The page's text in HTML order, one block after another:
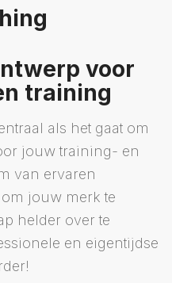
voor
training
als het gaat om
jouw training- en
van ervaren
jouw merk te
helder over te
en eigentijdse